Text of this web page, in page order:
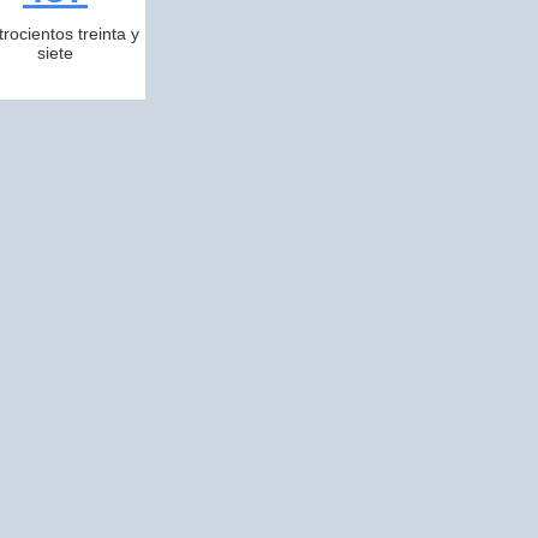
treinta y
siete